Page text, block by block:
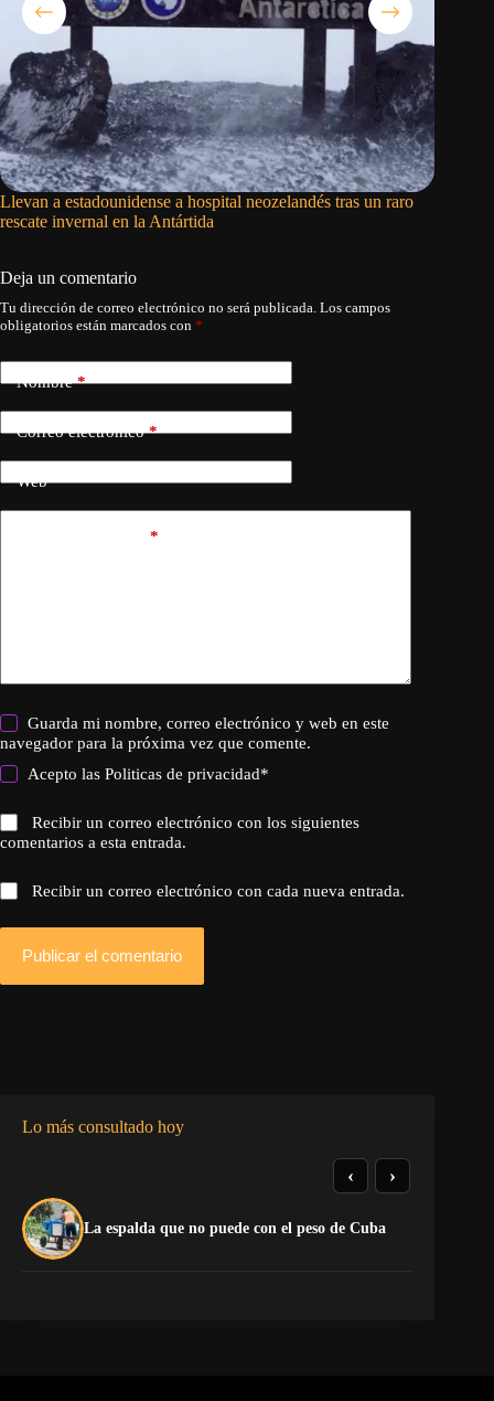
Llevan a estadounidense a hospital neozelandés tras un raro
rescate invernal en la Antártida
Deja un comentario
Tu dirección de correo electrónico no será publicada. Los campos
obligatorios están marcados con *
Nombre*
Correo electrónico*
Web
*
Guarda mi nombre, correo electrónico y web en este
navegador para la próxima vez que comente.
Acepto lasPoliticas de privacidad*
Recibir un correo electrónico con los siguientes
comentarios a esta entrada.
Recibir un correo electrónico con cada nueva entrada.
Publicar el comentario
Lo más consultado hoy
La espalda que no puede con el peso de Cuba
‹ ›